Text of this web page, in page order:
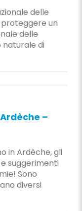
delle
un
delle
naturale di
–
in Ardèche, gli
suggerimenti
Sono
diversi